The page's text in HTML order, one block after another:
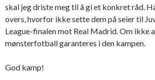
skal jeg driste meg til å gi et konkret råd.
overs, hvorfor ikke sette dem på seier til
League-finalen mot Real Madrid. Om ikke
mønsterfotball garanteres i den kampen.
God kamp!